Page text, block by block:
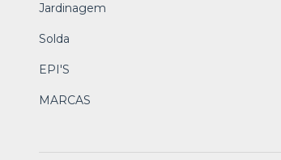
Jardinagem
Solda
EPI'S
MARCAS